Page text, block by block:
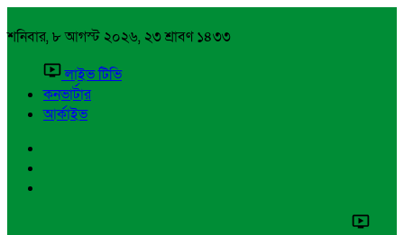
শনিবার, ৮ আগস্ট ২০২৬, ২৩ শ্রাবণ ১৪৩৩
লাইভ টিভি
কনভার্টার
আর্কাইভ